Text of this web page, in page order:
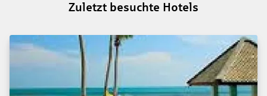
Zuletzt besuchte Hotels